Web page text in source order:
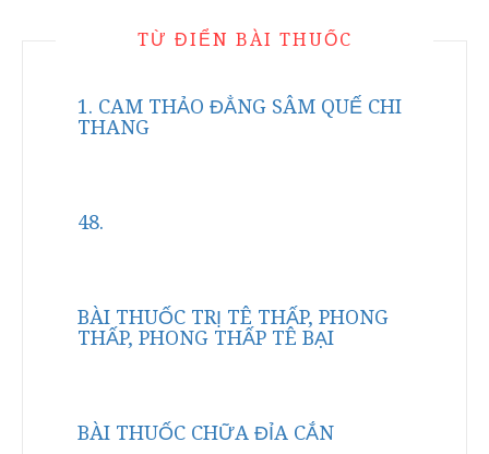
TỪ ĐIỂN BÀI THUỐC
1. CAM THẢO ĐẲNG SÂM QUẾ CHI
THANG
48.
BÀI THUỐC TRỊ TÊ THẤP, PHONG
THẤP, PHONG THẤP TÊ BẠI
BÀI THUỐC CHỮA ĐỈA CẮN